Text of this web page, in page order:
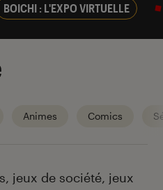
BOICHI : L'EXPO VIRTUELLE
Animes Comics
jeux de société, jeux